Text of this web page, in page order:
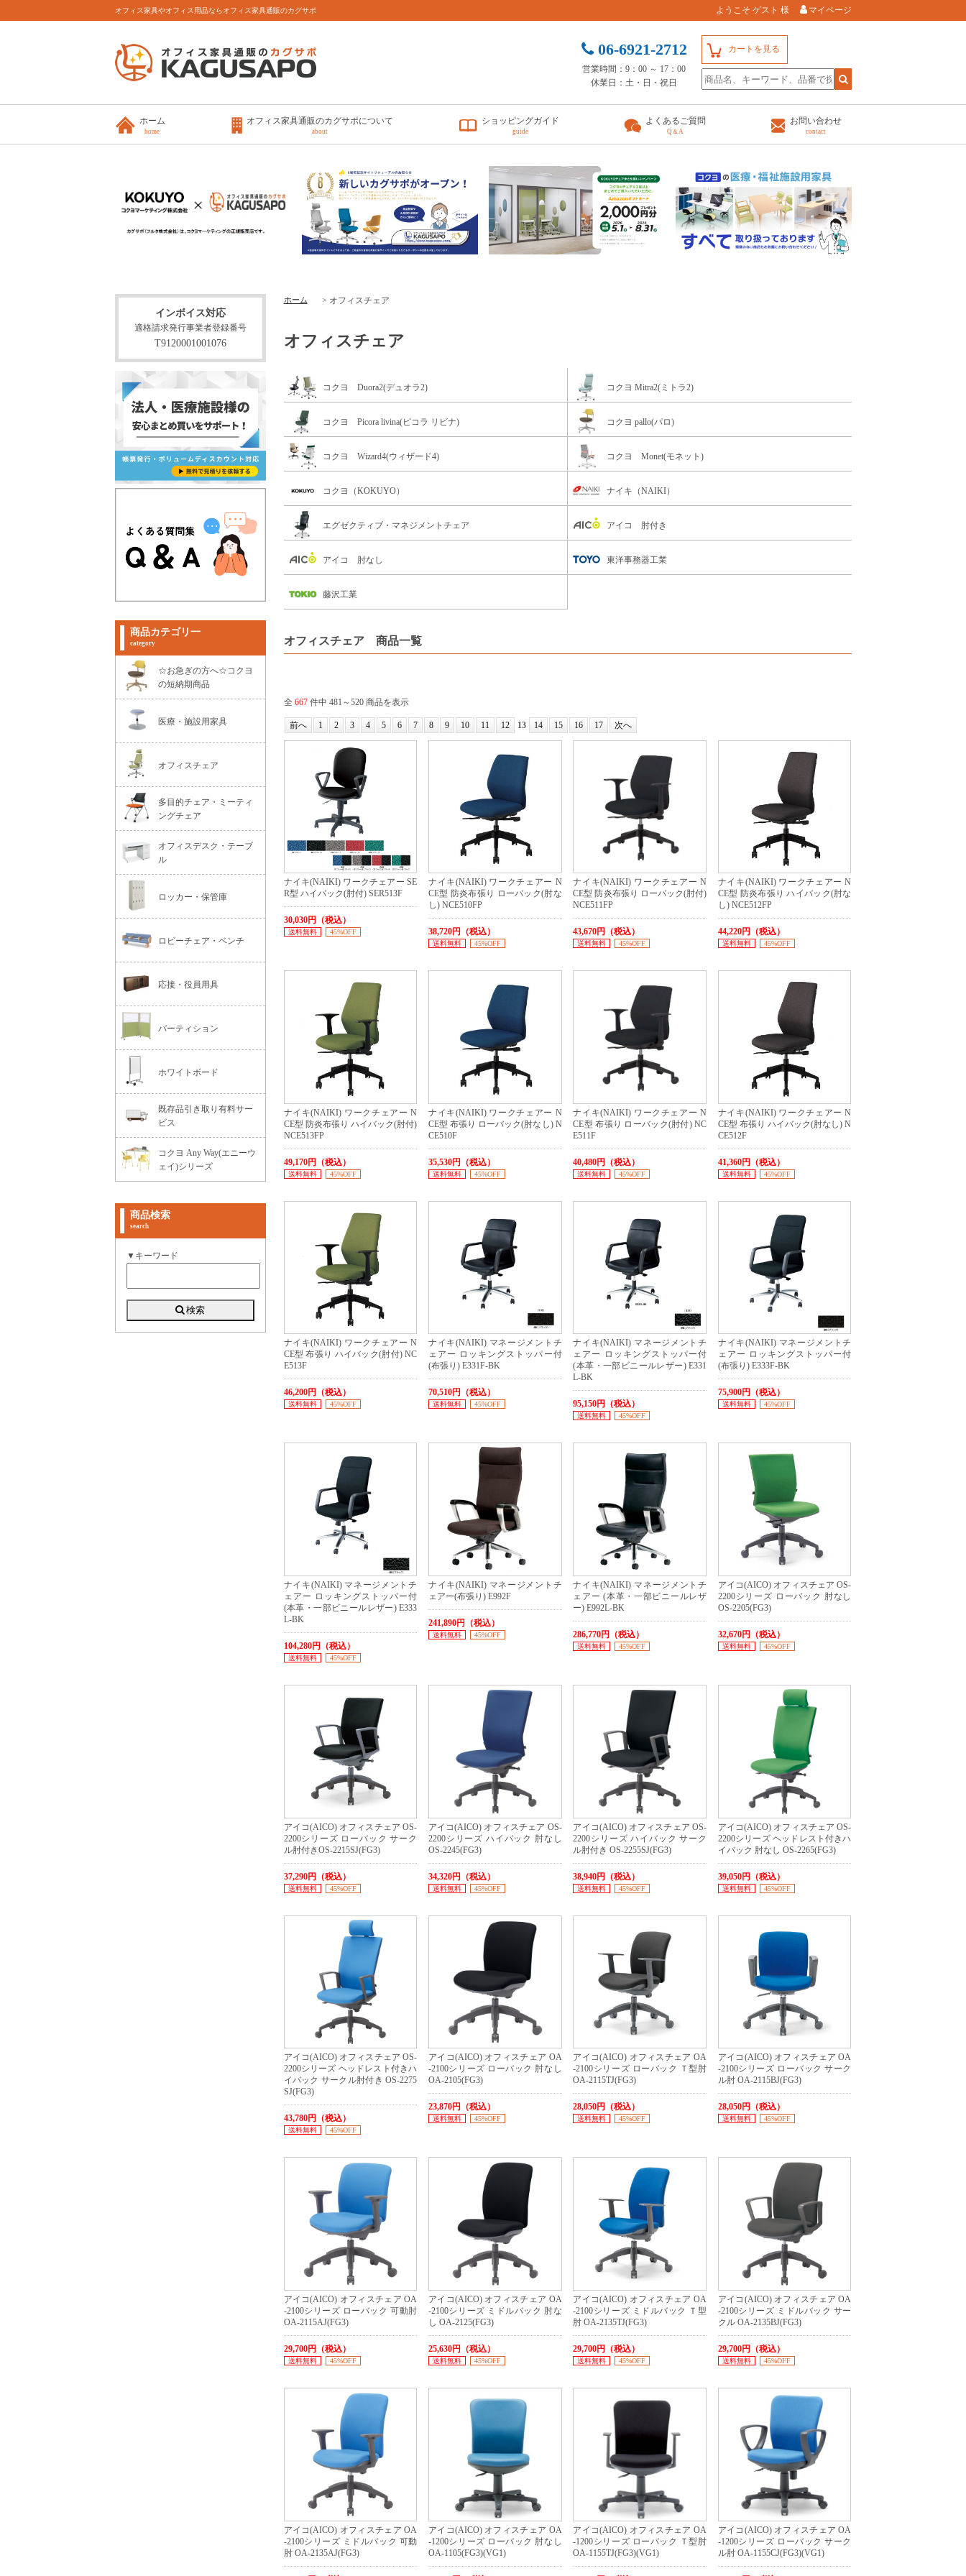
オフィス家具やオフィス用品ならオフィス家具通販のカグサポ ようこそ ゲスト 様 マイページ
カートを見る
06-6921-2712
営業時間：9：00 ～ 17：00
休業日：土・日・祝日
ホーム
home
オフィス家具通販のカグサポについて
about
ショッピングガイド
guide
よくあるご質問
Q＆A
お問い合わせ
contact
ホーム > オフィスチェア
オフィスチェア
コクヨ Duora2(デュオラ2) コクヨ Mitra2(ミトラ2)
コクヨ Picora livina(ピコラ リビナ) コクヨ pallo(パロ)
コクヨ Wizard4(ウィザード4) コクヨ Monet(モネット)
コクヨ（KOKUYO） ナイキ（NAIKI）
エグゼクティブ・マネジメントチェア アイコ 肘付き
アイコ 肘なし 東洋事務器工業
藤沢工業
オフィスチェア 商品一覧
全 667件中 481～520 商品を表示
前へ 1 2 3 4 5 6 7 8 9 10 11 12 13 14 15 16 17 次へ
ナイキ(NAIKI) ワークチェアー SE
R型 ハイバック(肘付) SER513F
30,030円（税込）
送料無料 45%OFF
ナイキ(NAIKI) ワークチェアー N
CE型 防炎布張り ローバック(肘な
し) NCE510FP
38,720円（税込）
送料無料 45%OFF
ナイキ(NAIKI) ワークチェアー N
CE型 防炎布張り ローバック(肘付)
NCE511FP
43,670円（税込）
送料無料 45%OFF
ナイキ(NAIKI) ワークチェアー N
CE型 防炎布張り ハイバック(肘な
し) NCE512FP
44,220円（税込）
送料無料 45%OFF
ナイキ(NAIKI) ワークチェアー N
CE型 防炎布張り ハイバック(肘付)
NCE513FP
49,170円（税込）
送料無料 45%OFF
ナイキ(NAIKI) ワークチェアー N
CE型 布張り ローバック(肘なし) N
CE510F
35,530円（税込）
送料無料 45%OFF
ナイキ(NAIKI) ワークチェアー N
CE型 布張り ローバック(肘付) NC
E511F
40,480円（税込）
送料無料 45%OFF
ナイキ(NAIKI) ワークチェアー N
CE型 布張り ハイバック(肘なし) N
CE512F
41,360円（税込）
送料無料 45%OFF
ナイキ(NAIKI) ワークチェアー N
CE型 布張り ハイバック(肘付) NC
E513F
46,200円（税込）
送料無料 45%OFF
ナイキ(NAIKI) マネージメントチ
ェアー ロッキングストッパー付
(布張り) E331F-BK
70,510円（税込）
送料無料 45%OFF
ナイキ(NAIKI) マネージメントチ
ェアー ロッキングストッパー付
(本革・一部ビニールレザー) E331
L-BK
95,150円（税込）
送料無料 45%OFF
ナイキ(NAIKI) マネージメントチ
ェアー ロッキングストッパー付
(布張り) E333F-BK
75,900円（税込）
送料無料 45%OFF
ナイキ(NAIKI) マネージメントチ
ェアー ロッキングストッパー付
(本革・一部ビニールレザー) E333
L-BK
104,280円（税込）
送料無料 45%OFF
ナイキ(NAIKI) マネージメントチ
ェアー(布張り) E992F
241,890円（税込）
送料無料 45%OFF
ナイキ(NAIKI) マネージメントチ
ェアー (本革・一部ビニールレザ
ー) E992L-BK
286,770円（税込）
送料無料 45%OFF
アイコ(AICO) オフィスチェア OS-
2200シリーズ ローバック 肘なし
OS-2205(FG3)
32,670円（税込）
送料無料 45%OFF
アイコ(AICO) オフィスチェア OS-
2200シリーズ ローバック サーク
ル肘付きOS-2215SJ(FG3)
37,290円（税込）
送料無料 45%OFF
アイコ(AICO) オフィスチェア OS-
2200シリーズ ハイバック 肘なし
OS-2245(FG3)
34,320円（税込）
送料無料 45%OFF
アイコ(AICO) オフィスチェア OS-
2200シリーズ ハイバック サーク
ル肘付き OS-2255SJ(FG3)
38,940円（税込）
送料無料 45%OFF
アイコ(AICO) オフィスチェア OS-
2200シリーズ ヘッドレスト付きハ
イバック 肘なし OS-2265(FG3)
39,050円（税込）
送料無料 45%OFF
アイコ(AICO) オフィスチェア OS-
2200シリーズ ヘッドレスト付きハ
イバック サークル肘付き OS-2275
SJ(FG3)
43,780円（税込）
送料無料 45%OFF
アイコ(AICO) オフィスチェア OA
-2100シリーズ ローバック 肘なし
OA-2105(FG3)
23,870円（税込）
送料無料 45%OFF
アイコ(AICO) オフィスチェア OA
-2100シリーズ ローバック Ｔ型肘
OA-2115TJ(FG3)
28,050円（税込）
送料無料 45%OFF
アイコ(AICO) オフィスチェア OA
-2100シリーズ ローバック サーク
ル肘 OA-2115BJ(FG3)
28,050円（税込）
送料無料 45%OFF
アイコ(AICO) オフィスチェア OA
-2100シリーズ ローバック 可動肘
OA-2115AJ(FG3)
29,700円（税込）
送料無料 45%OFF
アイコ(AICO) オフィスチェア OA
-2100シリーズ ミドルバック 肘な
し OA-2125(FG3)
25,630円（税込）
送料無料 45%OFF
アイコ(AICO) オフィスチェア OA
-2100シリーズ ミドルバック Ｔ型
肘 OA-2135TJ(FG3)
29,700円（税込）
送料無料 45%OFF
アイコ(AICO) オフィスチェア OA
-2100シリーズ ミドルバック サー
クル OA-2135BJ(FG3)
29,700円（税込）
送料無料 45%OFF
アイコ(AICO) オフィスチェア OA
-2100シリーズ ミドルバック 可動
肘 OA-2135AJ(FG3)
アイコ(AICO) オフィスチェア OA
-1200シリーズ ローバック 肘なし
OA-1105(FG3)(VG1)
アイコ(AICO) オフィスチェア OA
-1200シリーズ ローバック Ｔ型肘
OA-1155TJ(FG3)(VG1)
アイコ(AICO) オフィスチェア OA
-1200シリーズ ローバック サーク
ル肘 OA-1155CJ(FG3)(VG1)
インボイス対応
適格請求発行事業者登録番号
T9120001001076
商品カテゴリ一
category
☆お急ぎの方へ☆コクヨ
の短納期商品
医療・施設用家具
オフィスチェア
多目的チェア・ミーティ
ングチェア
オフィスデスク・テーブ
ル
ロッカー・保管庫
ロビーチェア・ベンチ
応接・役員用具
パーティション
ホワイトボード
既存品引き取り有料サー
ビス
コクヨ Any Way(エニーウ
ェイ)シリーズ
商品検索
search
▼キーワード